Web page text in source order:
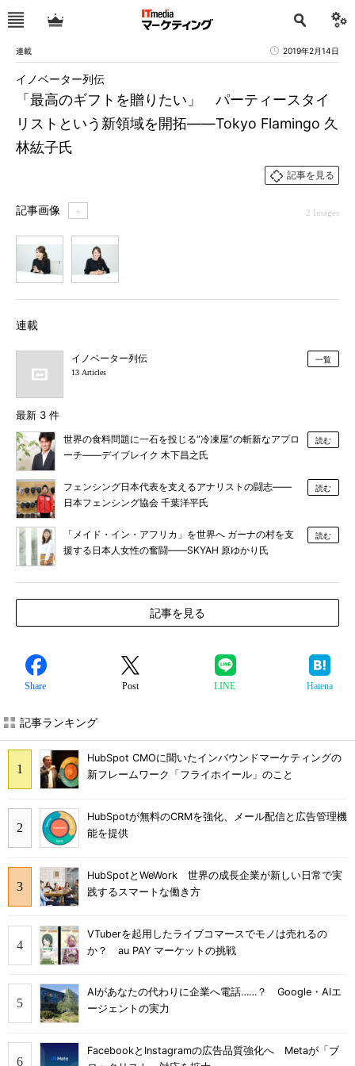
連載 2019年2月14日
「最高のギフトを贈りたい」 パーティースタイ
リストという新領域を開拓――Tokyo Flamingo 久
林紘子氏
イノベーター列伝
記事を見る
記事画像 ＋ 2 Images
連載
イノベーター列伝
13 Articles
一覧
最新 3 件
世界の食料問題に一石を投じる“冷凍屋”の斬新なアプロ
ーチ――デイブレイク 木下昌之氏
読む
フェンシング日本代表を支えるアナリストの闘志――
日本フェンシング協会 千葉洋平氏
読む
「メイド・イン・アフリカ」を世界へ ガーナの村を支
援する日本人女性の奮闘――SKYAH 原ゆかり氏
読む
記事を見る
Share Post LINE Hatena
記事ランキング
HubSpot CMOに聞いたインバウンドマーケティングの
新フレームワーク「フライホイール」のこと
HubSpotが無料のCRMを強化、メール配信と広告管理機
能を提供
HubSpotとWeWork 世界の成長企業が新しい日常で実
践するスマートな働き方
VTuberを起用したライブコマースでモノは売れるの
か？ au PAY マーケットの挑戦
AIがあなたの代わりに企業へ電話……？ Google・AIエ
ージェントの実力
FacebookとInstagramの広告品質強化へ Metaが「ブ